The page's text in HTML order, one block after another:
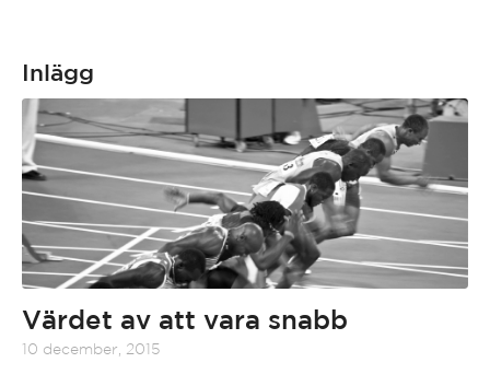
Inlägg
Värdet av att vara snabb
10 december, 2015